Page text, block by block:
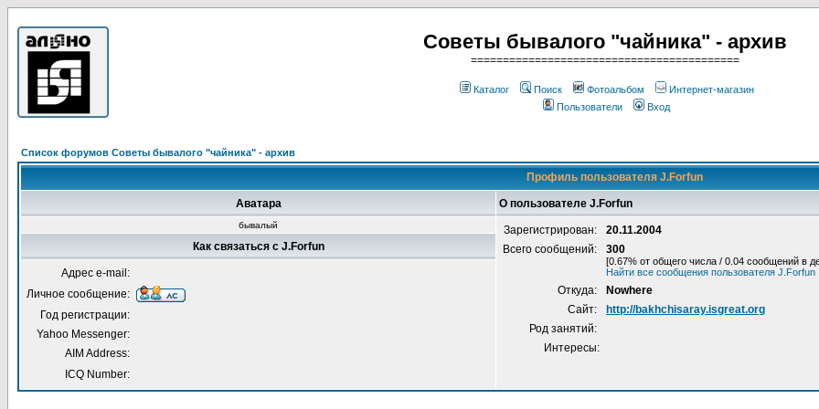
Советы бывалого "чайника" - архив
==========================================
Каталог Поиск Фотоальбом
Интернет-магазин
Пользователи
Вход
Список форумов Советы бывалого "чайника" - архив
Профиль пользователя J.Forfun
Аватара О пользователе J.Forfun
бывалый Зарегистрирован:
20.11.2004
Всего сообщений:
300
[0.67% от общего числа / 0.04 сообщений в
Найти все сообщения пользователя J.Forfun
Откуда:
Nowhere
Сайт:
http://bakhchisaray.isgreat.org
Род занятий:
Интересы:
Как связаться с J.Forfun
Адрес e-mail:
Личное сообщение:
Год регистрации:
Yahoo Messenger:
AIM Address:
ICQ Number: